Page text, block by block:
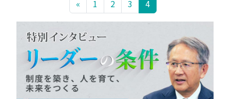
« 1 2 3 4